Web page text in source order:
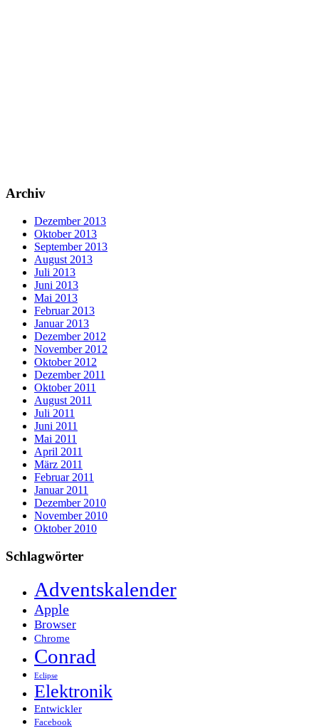
Archiv
Dezember 2013
Oktober 2013
September 2013
August 2013
Juli 2013
Juni 2013
Mai 2013
Februar 2013
Januar 2013
Dezember 2012
November 2012
Oktober 2012
Dezember 2011
Oktober 2011
August 2011
Juli 2011
Juni 2011
Mai 2011
April 2011
März 2011
Februar 2011
Januar 2011
Dezember 2010
November 2010
Oktober 2010
Schlagwörter
Adventskalender
Apple
Browser
Chrome
Conrad
Eclipse
Elektronik
Entwickler
Facebook